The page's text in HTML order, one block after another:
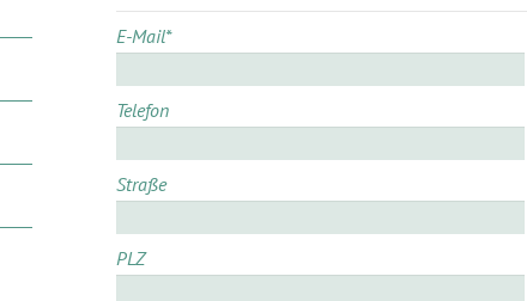
E-Mail*
Telefon
Straße
PLZ